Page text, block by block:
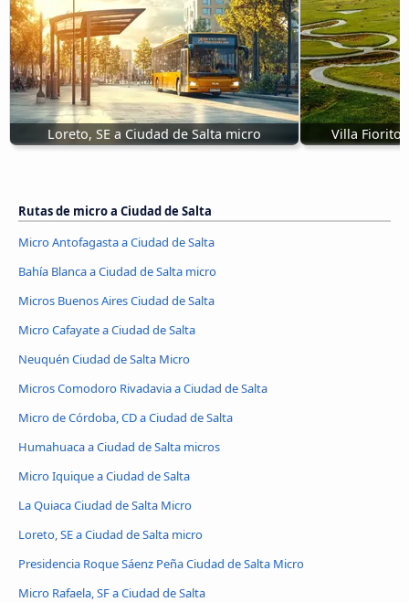
Loreto, SE a Ciudad de Salta micro Villa Fiorito
Rutas de micro a Ciudad de Salta
Micro Antofagasta a Ciudad de Salta
Bahía Blanca a Ciudad de Salta micro
Micros Buenos Aires Ciudad de Salta
Micro Cafayate a Ciudad de Salta
Neuquén Ciudad de Salta Micro
Micros Comodoro Rivadavia a Ciudad de Salta
Micro de Córdoba, CD a Ciudad de Salta
Humahuaca a Ciudad de Salta micros
Micro Iquique a Ciudad de Salta
La Quiaca Ciudad de Salta Micro
Loreto, SE a Ciudad de Salta micro
Presidencia Roque Sáenz Peña Ciudad de Salta Micro
Micro Rafaela, SF a Ciudad de Salta